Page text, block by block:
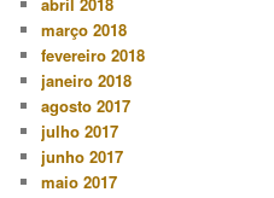
abril 2018
março 2018
fevereiro 2018
janeiro 2018
agosto 2017
julho 2017
junho 2017
maio 2017